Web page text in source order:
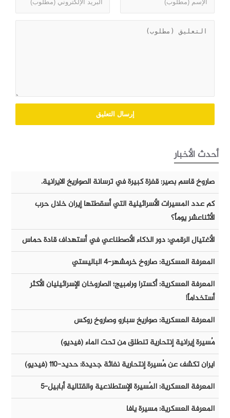
أحدث الأخبار
صاروخ قاسم بصير: قفزة كبيرة في ترسانة الصواريخ الايرانية.
كم عدد المسيرات الأسرائيلية التي أسقطتها إيران خلال حرب
الأثناعشر يوماً؟
الأغتيال الرقمي: دور الذكاء الأصطناعي في أستهداف قادة حماس
المعرفة العسكرية: صاروخ خرمشهر-٤ الباليستي
المعرفة العسكرية: أكسترا ورامبيج؛ الصاروخان الإسرائيليان الأكثر
أستخداماً!
المعرفة العسكرية: صواريخ سبارو وصاروخ روكس
مُسيرة إيرانية إنتحارية تنطلق من تحت الماء (فيديو)
ايران تكشف عن مُسيرة إنتحارية نفاثة جديدة: حديد-١١٠ (فيديو)
المعرفة العسكرية: المُسيرة الإستطلاعية والقتالية أبابيل-٥
المعرفة العسكرية: مسيرة يافا